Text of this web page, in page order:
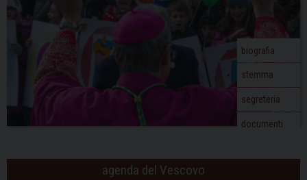
t
biografia
stemma
segreteria
documenti
agenda del Vescovo